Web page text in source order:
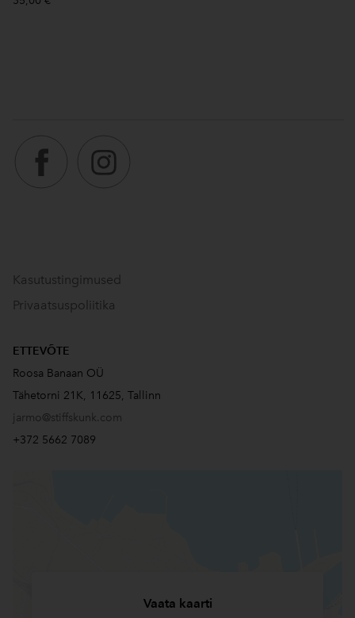
Kasutustingimused
Privaatsuspoliitika
ETTEVÕTE
Roosa Banaan OÜ
Tähetorni 21K, 11625, Tallinn
jarmo@stiffskunk.com
+372 5662 7089
Vaata kaarti